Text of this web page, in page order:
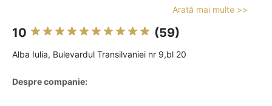
Arată mai multe >>
10 (59)
Alba Iulia, Bulevardul Transilvaniei nr 9,bl 20
Despre companie: